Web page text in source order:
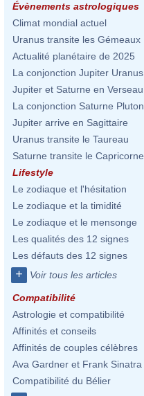
Évènements astrologiques
Climat mondial actuel
Uranus transite les Gémeaux
Actualité planétaire de 2025
La conjonction Jupiter Uranus
Jupiter et Saturne en Verseau
La conjonction Saturne Pluton
Jupiter arrive en Sagittaire
Uranus transite le Taureau
Saturne transite le Capricorne
Lifestyle
Le zodiaque et l'hésitation
Le zodiaque et la timidité
Le zodiaque et le mensonge
Les qualités des 12 signes
Les défauts des 12 signes
+ Voir tous les articles
Compatibilité
Astrologie et compatibilité
Affinités et conseils
Affinités de couples célèbres
Ava Gardner et Frank Sinatra
Compatibilité du Bélier